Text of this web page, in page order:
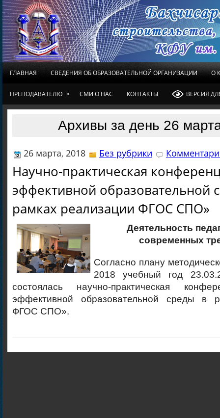
ГЛАВНАЯ СВЕДЕНИЯ ОБ ОБРАЗОВАТЕЛЬНОЙ ОРГАНИЗАЦИИ О
ПРЕПОДАВАТЕЛЮ » СМИ О НАС КОНТАКТЫ ВЕРСИЯ
Архивы за день 26
26 марта, 2018 Без рубрики
Научно-практическая
эффективной образовательной
рамках реализации ФГОС СПО»
Деятельность
современных
Согласно плану
2018 учебный год
состоялась научно-практическая
эффективной образовательной среды в
ФГОС СПО».